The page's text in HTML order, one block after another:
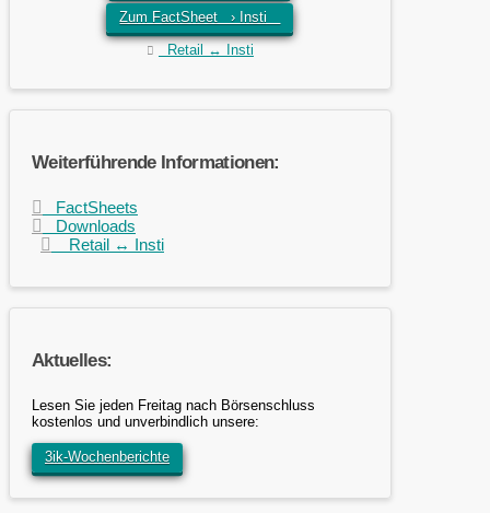
Zum FactSheet › Insti
Retail ↔ Insti
Weiterführende Informationen:
FactSheets
Downloads
Retail ↔ Insti
Aktuelles:
Lesen Sie jeden Freitag nach Börsenschluss
kostenlos und unverbindlich unsere:
3ik-Wochenberichte